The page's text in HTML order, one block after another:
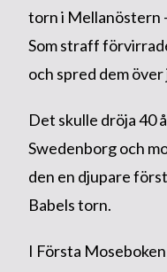
torn i Mellanöstern
Som straff
och spred dem
Det skulle dröja 40
Swedenborg och
den en djupare
Babels torn.
I Första